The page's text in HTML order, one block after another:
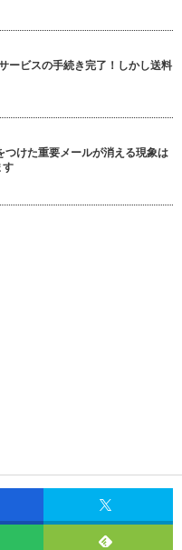
ービスの手続き完了！しかし送料
けた重要メールが消える現象は
す